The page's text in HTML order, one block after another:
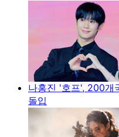
나홍진 '호프', 200개
돌입